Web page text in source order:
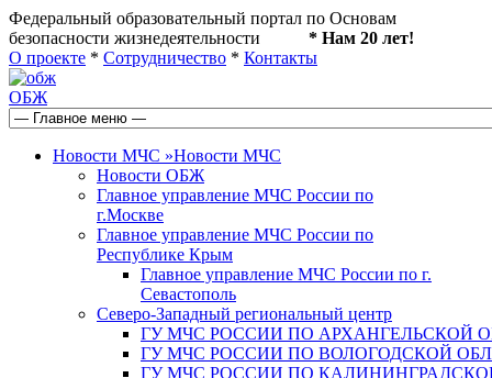
Федеральный образовательный портал по Основам
безопасности жизнедеятельности * Нам 20 лет!
О проекте * Сотрудничество * Контакты
ОБЖ
Новости МЧС »Новости МЧС
Новости ОБЖ
Главное управление МЧС России по
г.Москве
Главное управление МЧС России по
Республике Крым
Главное управление МЧС России по г.
Севастополь
Северо-Западный региональный центр
ГУ МЧС РОССИИ ПО АРХАНГЕЛЬСКОЙ
ГУ МЧС РОССИИ ПО ВОЛОГОДСКОЙ
ГУ МЧС РОССИИ ПО